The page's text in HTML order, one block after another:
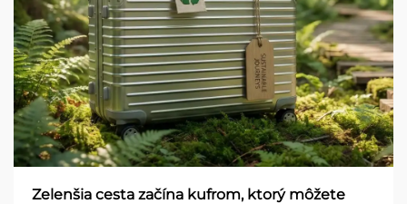
Zelenšia cesta začína kufrom, ktorý môžete